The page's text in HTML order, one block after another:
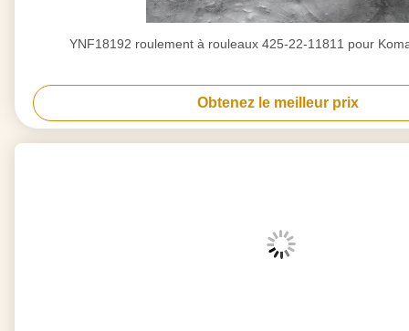
YNF18192 roulement à rouleaux 425-22-11811 pour
Obtenez le meilleur prix